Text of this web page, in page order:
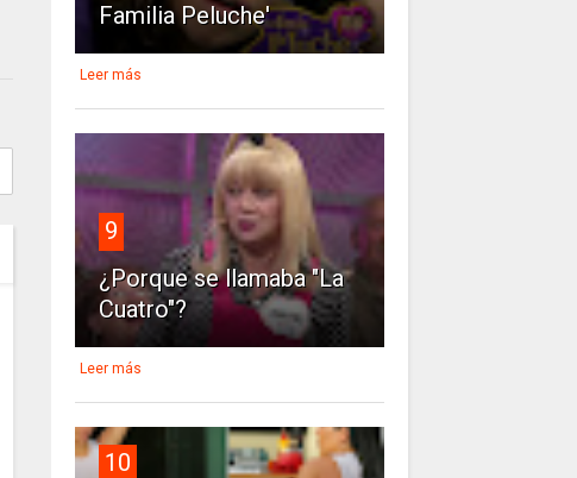
Familia Peluche'
Leer más
9
¿Porque se llamaba "La
Cuatro"?
Leer más
10